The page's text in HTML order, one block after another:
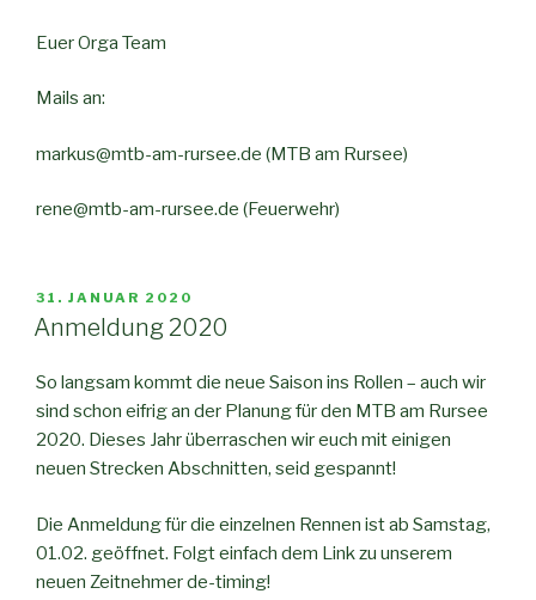
Euer Orga Team
Mails an:
markus@mtb-am-rursee.de (MTB am Rursee)
rene@mtb-am-rursee.de (Feuerwehr)
VERÖFFENTLICHT
AM
31. JANUAR 2020
Anmeldung 2020
So langsam kommt die neue Saison ins Rollen – auch wir
sind schon eifrig an der Planung für den MTB am Rursee
2020. Dieses Jahr überraschen wir euch mit einigen
neuen Strecken Abschnitten, seid gespannt!
Die Anmeldung für die einzelnen Rennen ist ab Samstag,
01.02. geöffnet. Folgt einfach dem Link zu unserem
neuen Zeitnehmer de-timing!